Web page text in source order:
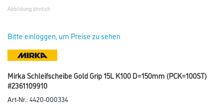
Abbildung ähnlich
Bitte einloggen, um Preise zu sehen
Mirka Schleifscheibe Gold Grip 15L K100 D=150mm (PCK=100ST)
#2361109910
Art-Nr.:4420-000334